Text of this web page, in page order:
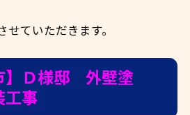
ていただきます。
】Ｄ様邸 外壁塗
事